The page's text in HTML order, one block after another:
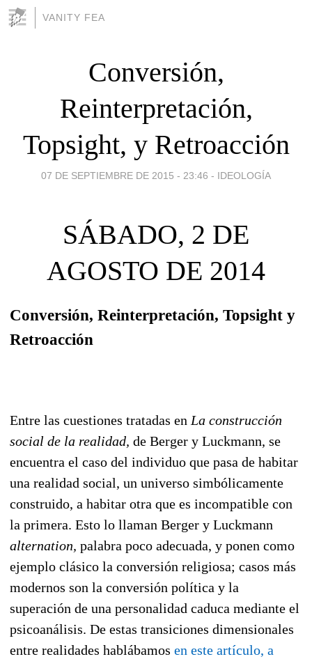
VANITY FEA
Conversión,
Reinterpretación,
Topsight, y Retroacción
07 DE SEPTIEMBRE DE 2015 - 23:46 - IDEOLOGÍA
SÁBADO, 2 DE
AGOSTO DE 2014
Conversión, Reinterpretación, Topsight y
Retroacción
Entre las cuestiones tratadas en La construcción
social de la realidad, de Berger y Luckmann, se
encuentra el caso del individuo que pasa de habitar
una realidad social, un universo simbólicamente
construido, a habitar otra que es incompatible con
la primera. Esto lo llaman Berger y Luckmann
alternation, palabra poco adecuada, y ponen como
ejemplo clásico la conversión religiosa; casos más
modernos son la conversión política y la
superación de una personalidad caduca mediante el
psicoanálisis. De estas transiciones dimensionales
entre realidades hablábamos en este artículo, a